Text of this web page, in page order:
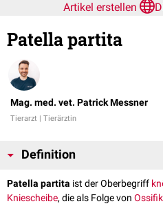
Artikel erstellen
Patella partita
Mag. med. vet. Patrick Messner
Tierarzt | Tierärztin
Definition
Patella partita ist der Oberbegriff
Kniescheibe, die als Folge von